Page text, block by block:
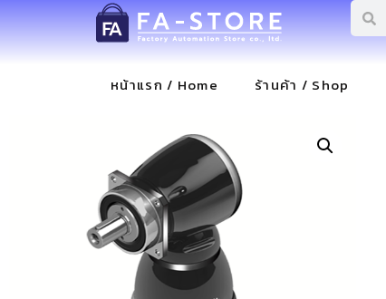
หน้าแรก / Home ร้านค้า / Shop